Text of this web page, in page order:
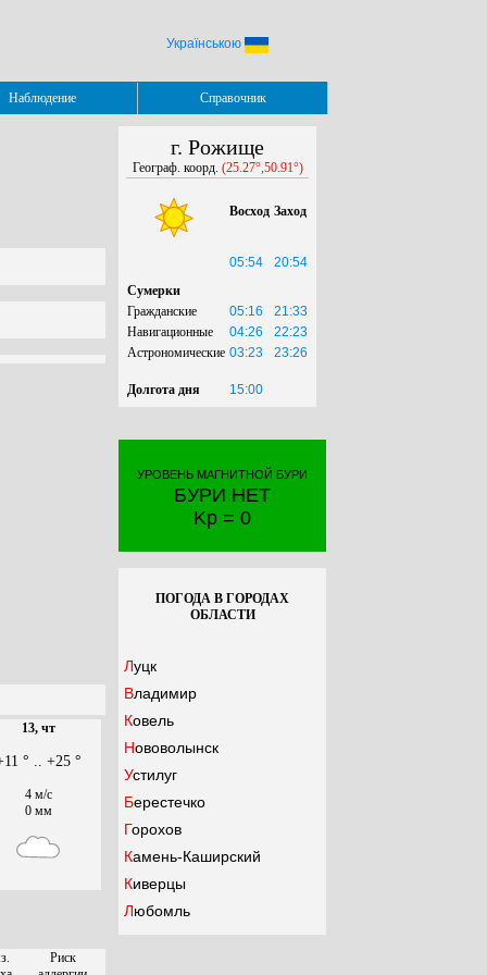
Українською
Наблюдение Справочник
13, чт
° .. +25 °
4 м/с
0 мм
Риск
г. Рожище
Географ. коорд. (25.27°,50.91°)
Восход Заход
05:54
20:54
Сумерки
Гражданские
05:16
21:33
Навигационные
04:26
22:23
Астрономические 03:23 23:26
Долгота дня 15:00
УРОВЕНЬ МАГНИТНОЙ БУРИ
БУРИ НЕТ
Kp = 0
ПОГОДА В ГОРОДАХ
ОБЛАСТИ
Луцк
Владимир
Ковель
Нововолынск
Устилуг
Берестечко
Горохов
Камень-Каширский
Киверцы
Любомль